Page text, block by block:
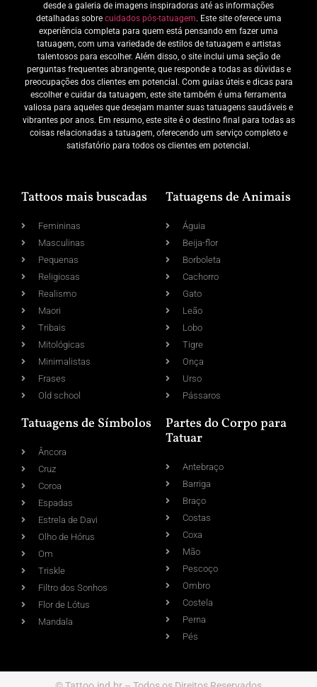
desde a galeria de imagens inspiradoras até as informações
detalhadas sobre cuidados pós-tatuagem. Este site oferece uma
experiência completa para quem está pensando em fazer uma
tatuagem, com uma variedade de estilos de tatuagem e artistas
talentosos para escolher. Além disso, o site inclui uma seção de
perguntas frequentes abrangente, que responde a todas as dúvidas e
preocupações dos clientes em potencial. Com guias úteis e dicas para
escolher e cuidar da tatuagem, este site também é uma ferramenta
valiosa para aqueles que desejam manter suas tatuagens saudáveis e
vibrantes por anos. Em resumo, este site é o destino final para todas as
coisas relacionadas a tatuagem, oferecendo um serviço completo e
satisfatório para todos os clientes em potencial.
Tattoos mais buscadas
Femininas
Masculinas
Pequenas
Religiosas
Realismo
Maori
Tribais
Mitológicas
Minimalistas
Frases
Old school
Tatuagens de Animais
Águia
Beija-flor
Borboleta
Cachorro
Gato
Leão
Lobo
Tigre
Onça
Urso
Pássaros
Tatuagens de Símbolos
Âncora
Cruz
Coroa
Espadas
Estrela de Davi
Olho de Hórus
Om
Triskle
Filtro dos Sonhos
Flor de Lótus
Mandala
Partes do Corpo para
Tatuar
Antebraço
Barriga
Braço
Costas
Coxa
Mão
Pescoço
Ombro
Costela
Perna
Pés